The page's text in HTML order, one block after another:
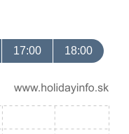
17:00 18:00